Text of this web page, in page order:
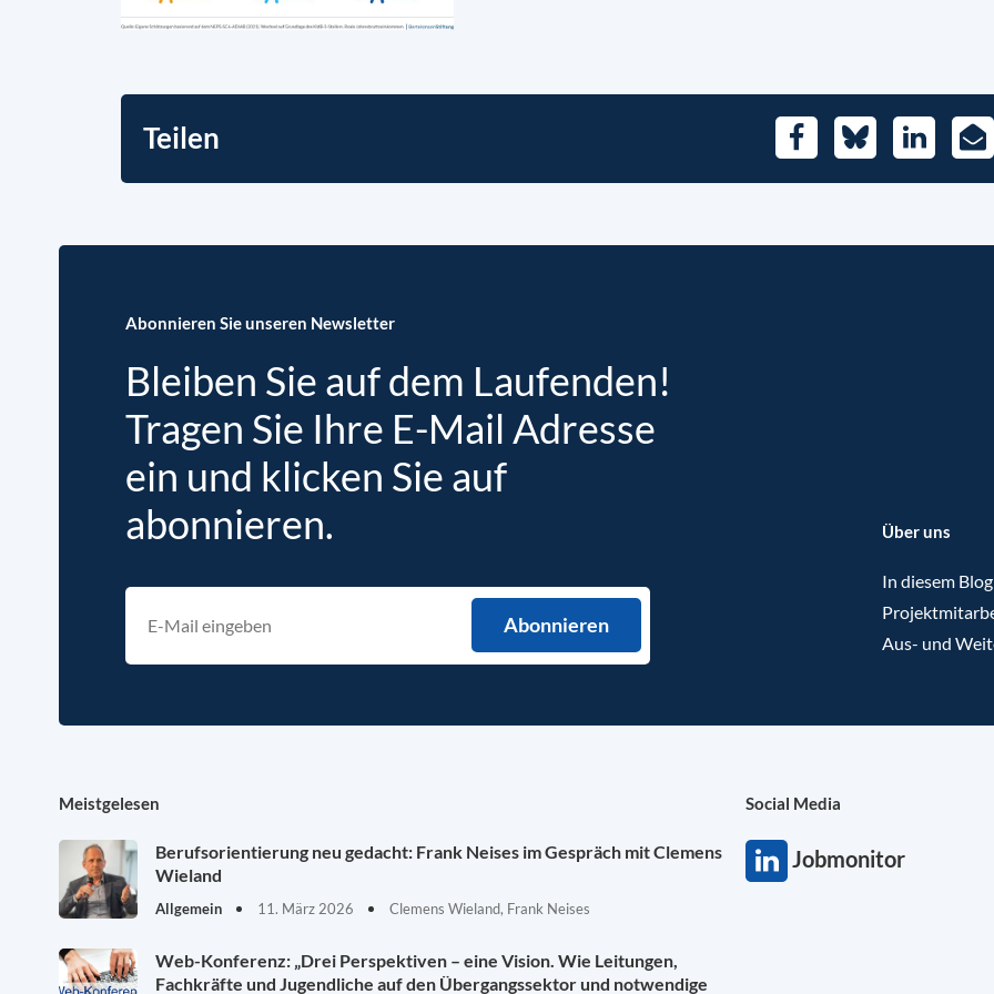
Teilen FacebookBlueskyLinkedIn
E-
Abonnieren Sie unseren Newsletter
Bleiben Sie auf dem Laufenden!
Tragen Sie Ihre E-Mail Adresse
ein und klicken Sie auf
abonnieren.
Über uns
In diesem
Aus- und
Meistgelesen
Berufsorientierung neu gedacht: Frank Neises im Gespräch mit Clemens
Wieland
Allgemein 11. März 2026 Clemens Wieland, Frank Neises
Web-Konferenz: „Drei Perspektiven – eine Vision. Wie Leitungen,
Fachkräfte und Jugendliche auf den Übergangssektor und notwendige
Social Media
Jobmonitor